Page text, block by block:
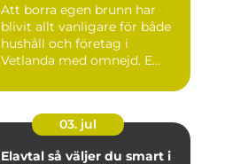
Att borra egen brunn har
blivit allt vanligare för både
hushåll och företag i
Vetlanda med omnejd. E...
03. jul
Elavtal så väljer du smart i